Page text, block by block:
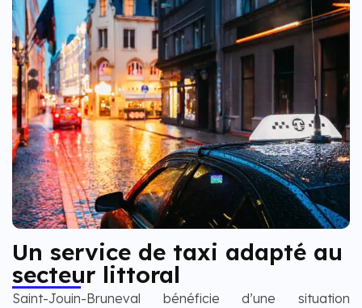
Un service de taxi adapté au
secteur littoral
Saint-Jouin-Bruneval bénéficie d’une situation